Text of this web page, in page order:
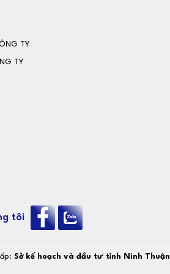
TY
TY
tôi
Sở kế hoạch và đầu tư tỉnh Ninh Thuận